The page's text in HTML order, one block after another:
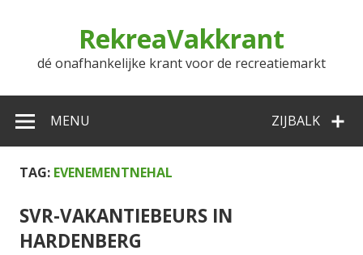
RekreaVakkrant
dé onafhankelijke krant voor de recreatiemarkt
ZIJBALK
MENU
TAG: EVENEMENTNEHAL
SVR-VAKANTIEBEURS IN
HARDENBERG